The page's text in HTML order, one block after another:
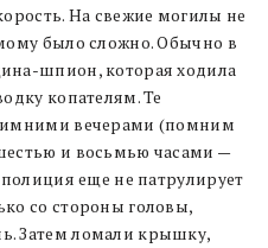
На свежие могилы не
было сложно. Обычно в
шпион, которая ходила
копателям. Те
вечерами (помним
и восьмью часами —
еще не патрулирует
со стороны головы,
Затем ломали крышку,